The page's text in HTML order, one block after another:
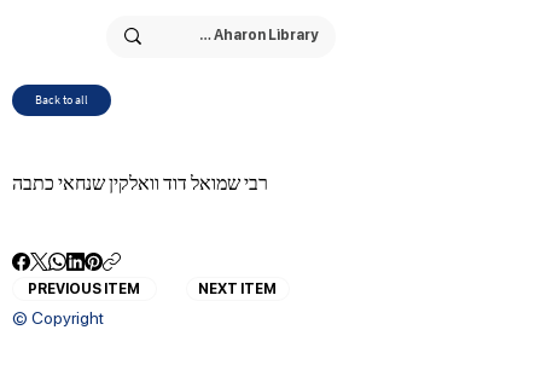
Back to all
רבי שמואל דוד וואלקין שנחאי כתבה
PREVIOUS ITEM NEXT ITEM
© Copyright